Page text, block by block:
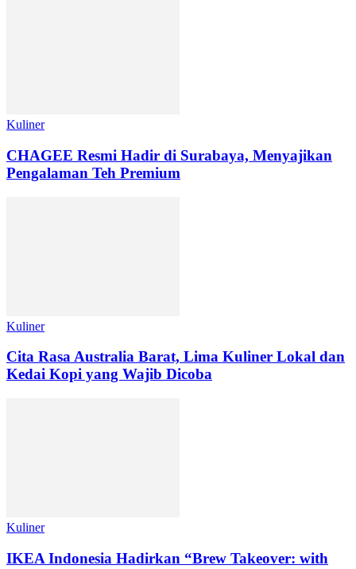
Kuliner
CHAGEE Resmi Hadir di Surabaya, Menyajikan
Pengalaman Teh Premium
Kuliner
Cita Rasa Australia Barat, Lima Kuliner Lokal dan
Kedai Kopi yang Wajib Dicoba
Kuliner
IKEA Indonesia Hadirkan “Brew Takeover: with